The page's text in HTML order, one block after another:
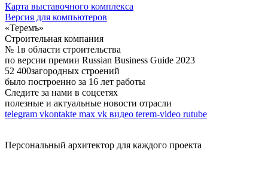
Карта выставочного комплекса
Версия для компьютеров
«Теремъ»
Строительная компания
№ 1в области строительства
по версии премии Russian Business Guide 2023
52 400загородных строений
было построенно за 16 лет работы
Следите за нами в соцсетях
полезные и актуальные новости отрасли
telegram vkontakte max vk видео terem-video rutube
Персональный архитектор для каждого проекта